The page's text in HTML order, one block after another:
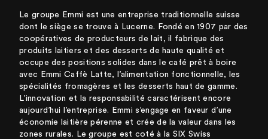
Le groupe Emmi est une entreprise traditionnelle suisse
dont le siège se trouve à Lucerne. Fondé en 1907 par des
coopératives de producteurs de lait, il fabrique des
produits laitiers et des desserts de haute qualité et
occupe des positions solides dans le café prêt à boire
avec Emmi Caffè Latte, l’alimentation fonctionnelle, les
spécialités fromagères et les desserts haut de gamme.
L’innovation et la responsabilité caractérisent encore
aujourd’hui l’entreprise. Emmi s’engage en faveur d’une
économie laitière pérenne et crée de la valeur dans les
zones rurales. Le groupe est coté à la SIX Swiss